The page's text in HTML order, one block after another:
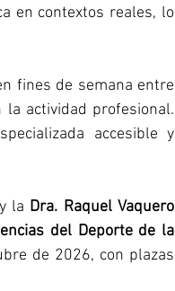
en contextos reales, lo
fines de semana entre
actividad profesional.
accesible y
y la Dra. Raquel Vaquero
del Deporte de la
de 2026, con plazas